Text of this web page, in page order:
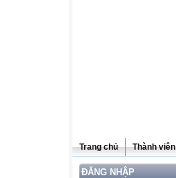
Trang chủ Thành viên
ĐĂNG NHẬP